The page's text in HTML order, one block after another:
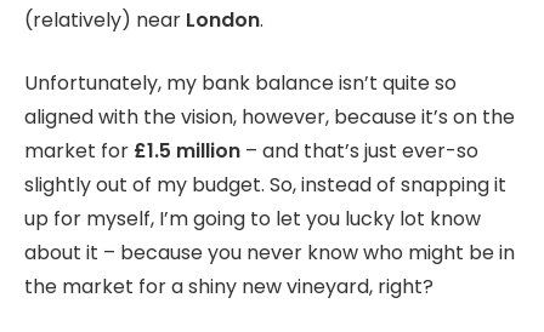
(relatively) near London.
Unfortunately, my bank balance isn’t quite so
aligned with the vision, however, because it’s on the
market for £1.5 million – and that’s just ever-so
slightly out of my budget. So, instead of snapping it
up for myself, I’m going to let you lucky lot know
about it – because you never know who might be in
the market for a shiny new vineyard, right?